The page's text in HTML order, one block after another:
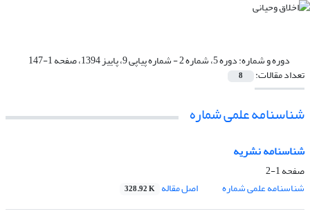
دوره و شماره:دوره 5، شماره 2 - شماره پیاپی 9، پاییز 1394، صفحه 1-147
تعداد مقالات: 8
شناسنامه علمی شماره
شناسنامه نشریه
صفحه1-2
شناسنامه علمی شماره
اصل مقاله 328.92 K